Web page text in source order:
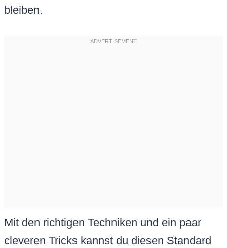
bleiben.
Mit den richtigen Techniken und ein paar
cleveren Tricks kannst du diesen Standard